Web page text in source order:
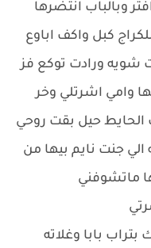
وبالباب انتضرها
كبل واكف اباوع
ورادت توكع فز
وامي اشرتلي وخر
حيل بقت روحي
جنت نايم بيها من
ماتشوفني
بابا وغلاته